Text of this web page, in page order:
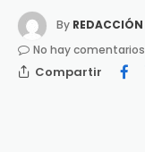
By REDACCIÓN
No hay comentarios
Compartir